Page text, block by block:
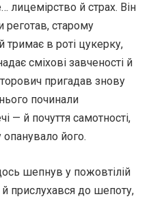
й страх. Він
реготав, старому
тримає в роті цукерку,
сміхові завченості й
пригадав знову
починали
— й почуття самотності,
опанувало його.
шепнув у пожовтілій
й прислухався до шепоту,